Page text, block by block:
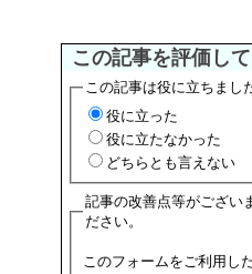
この記事を評価し
この記事は役に立ちまし
役に立った
役に立たなかった
どちらとも言えない
記事の改善点等がござい
ださい。
このフォームをご利用し